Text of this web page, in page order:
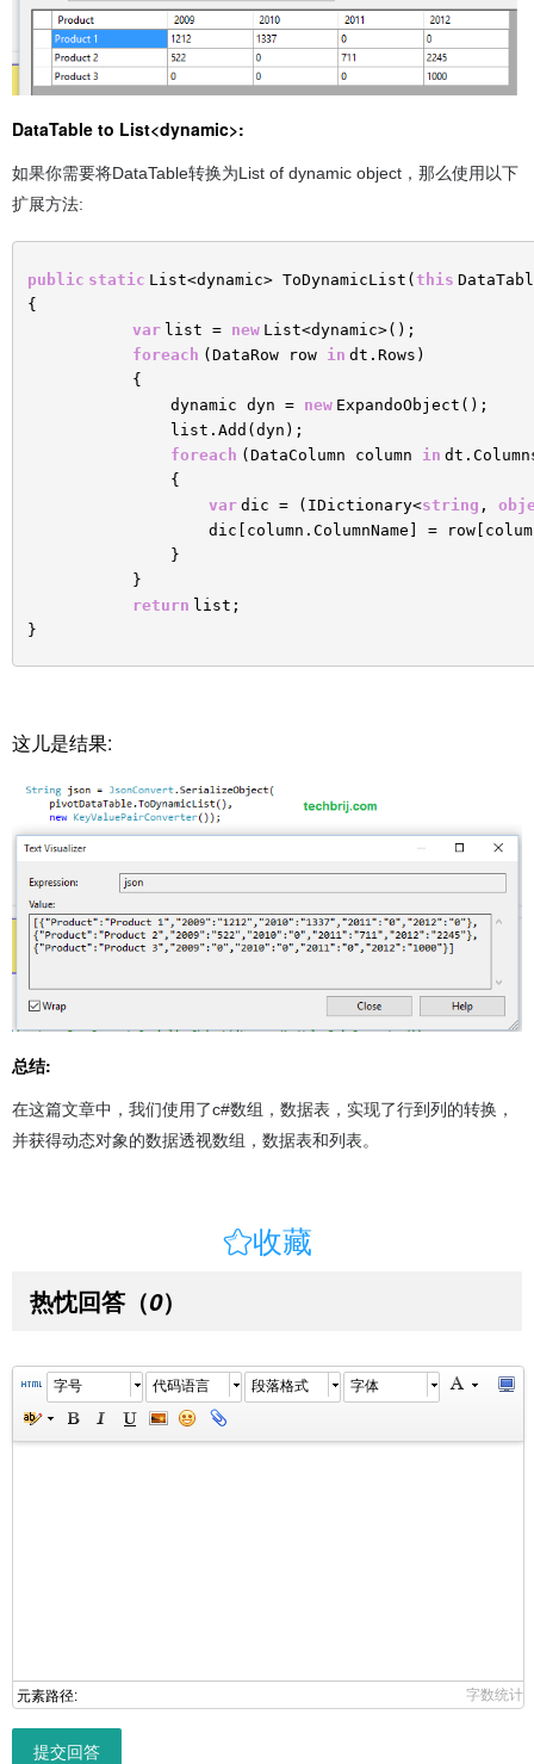
DataTable to List<dynamic>:
如果你需要将DataTable转换为List of dynamic object，那么使用以下
扩展方法:
public static List<dynamic> ToDynamicList( this
{
var list = new List<dynamic>();
foreach (DataRow row in dt.Rows)
{
dynamic dyn = new ExpandoObject();
list.Add(dyn);
foreach (DataColumn column in
{
var dic = (IDictionary<string ,
dic[column.ColumnName] =
}
}
return list;
}
这儿是结果:
总结:
在这篇文章中，我们使用了c#数组，数据表，实现了行到列的转换，
并获得动态对象的数据透视数组，数据表和列表。
收藏
热忱回答 （0）
字号 代码语言 段落格式 字体
元素路径: 字数统计
提交回答